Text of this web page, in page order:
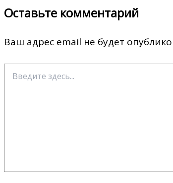
Оставьте комментарий
Ваш адрес email не будет
здесь...